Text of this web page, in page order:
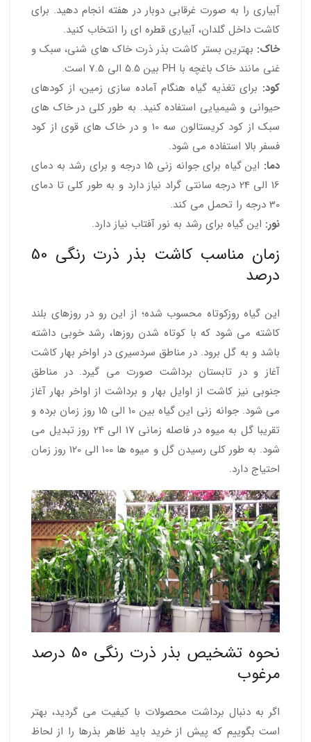
آبیاری را به صورت غرقابی دوبار در هفته انجام دهید. برای
کاشت داخل گلدان، آبیاری قطره ای را انتخاب کنید.
خاک: بهترین بستر کاشت بذر ذرت خاک های شنی، سبک و
غنی مانند خاک باغچه با PH بین 5.5 الی 7.5 است.
کود: برای تغذیه گیاه هنگام آماده سازی زمین، از کودهای
حیوانی و شیمیایی استفاده کنید. به طور کلی در خاک های
سبک از کود کریستالون سه 10 و در خاک های قوی از کود
فسفر بالا استفاده می شود.
دما:
این گیاه برای جوانه زنی 15 درجه و برای رشد به دمای
16 الی 24 درجه سانتی گراد نیاز دارد و به طور کلی تا دمای
30 درجه را تحمل می کند.
نور: این گیاه برای رشد به نور آفتاب نیاز دارد.
زمان مناسب کاشت بذر ذرت رنگی 50
درصد
این گیاه روزکوتاه محسوب شده؛ از این رو در روزهای بلند
کاشته می شود که با کوتاه شدن روزها، رشد خوبی داشته
باشد و به گل برود. در مناطق سردسیری در اواخر بهار کاشت
آغاز و در تابستان برداشت صورت می گیرد. در مناطق
جنوبی نیز کاشت از اوایل بهار و برداشت از اواخر بهار آغاز
می شود. جوانه زنی این گیاه بین 10 الی 15 روز زمان برده و
تقریبا گل به میوه در فاصله زمانی 17 الی 24 روز تبدیل می
شود. به طور کلی رسیدن گل و میوه ها 100 الی 120 روز زمان
احتیاج دارد.
نحوه تشخیص بذر ذرت رنگی 50 درصد
مرغوب
اگر به دنبال برداشت محصولات با کیفیت می گردید، بهتر
است بگوییم که پیش از خرید باید ظاهر بذرها را از لحاظ